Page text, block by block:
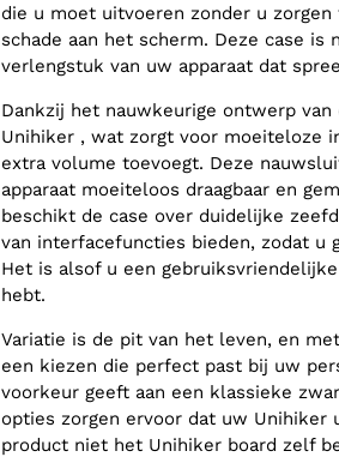
die u moet uitvoeren zonder u
schade aan het scherm. Deze case
verlengstuk van uw apparaat dat
Dankzij het nauwkeurige ontwerp
Unihiker , wat zorgt voor moeiteloze
extra volume toevoegt. Deze
apparaat moeiteloos draagbaar en
beschikt de case over duidelijke
van interfacefuncties bieden, zodat u
Het is alsof u een
hebt.
Variatie is de pit van het leven, en
een kiezen die perfect past bij uw
voorkeur geeft aan een klassieke
opties zorgen ervoor dat uw
product niet het Unihiker board zelf